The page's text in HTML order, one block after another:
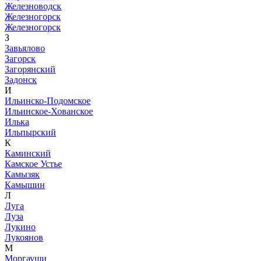
Железноводск
Железногорск
Железногорск
З
Завьялово
Загорск
Загорянский
Задонск
И
Ильинско-Подомское
Ильинское-Хованское
Илька
Ильпырский
К
Каминский
Камское Устье
Камызяк
Камышин
Л
Луга
Луза
Лукино
Лукоянов
М
Моргауши